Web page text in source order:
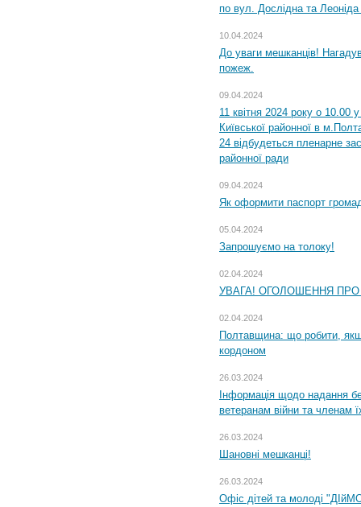
по вул. Дослідна та Леоніда
10.04.2024
До уваги мешканців!
пожеж.
09.04.2024
11 квітня 2024 року о 10.00
Київської районної в
24 відбудеться пленарне
районної ради
09.04.2024
Як оформити паспорт
05.04.2024
Запрошуємо на толоку!
02.04.2024
УВАГА! ОГОЛОШЕННЯ
02.04.2024
Полтавщина: що робити,
кордоном
26.03.2024
Інформація щодо надання
ветеранам війни та членам
26.03.2024
Шановні мешканці!
26.03.2024
Офіс дітей та молоді